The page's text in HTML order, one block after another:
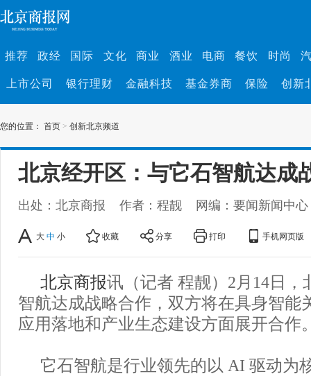
推荐 政经 国际 文化 商业 酒业 电商 餐饮 时尚
上市公司 银行理财 金融科技 基金券商 保险 创新
您的位置： 首页 > 创新北京频道
北京经开区：与它石智航达成
出处：北京商报 作者：程靓 网编：要闻新闻中心
大 中 小 收藏 分享 打印 手机网页版
北京商报讯（记者 程靓）2月14日，
智航达成战略合作，双方将在具身智能
应用落地和产业生态建设方面展开合作
它石智航是行业领先的以 AI 驱动为